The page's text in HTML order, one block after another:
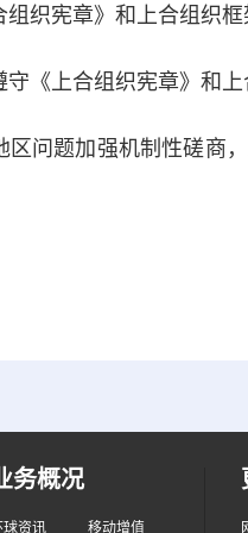
宪章》和上合组织框
上合组织宪章》和上
题加强机制性磋商，
务概况
球资讯 移动增值